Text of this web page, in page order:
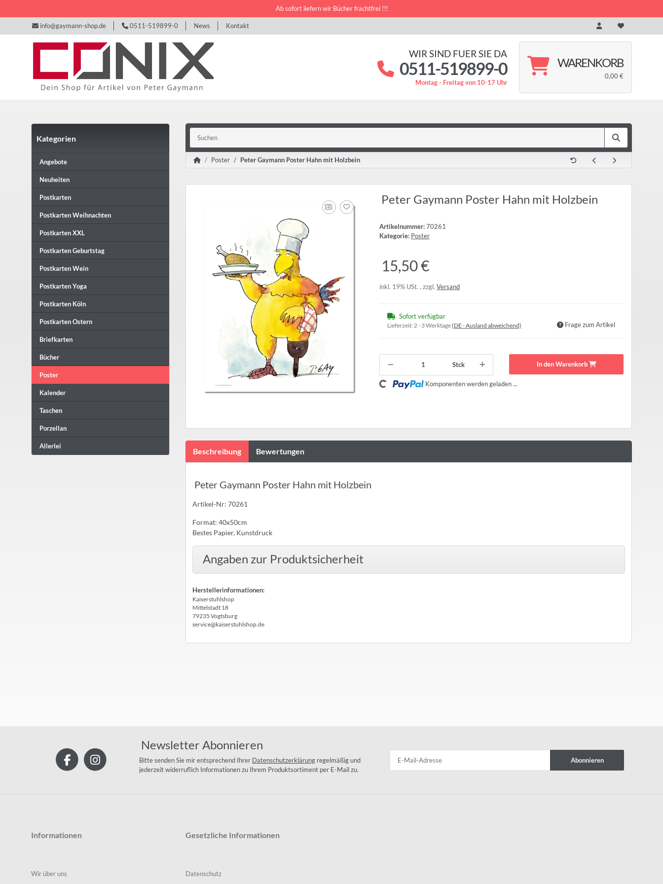
Ab sofort liefern wir Bücher frachtfrei !!!
info@gaymann-shop.de 0511-519899-0 News Kontakt
WIR SIND FUER SIE DA
0511-519899-0
Montag - Freitag von 10-17 Uhr
WARENKORB
0,00 €
Poster Peter Gaymann Poster Hahn mit Holzbein
Peter Gaymann Poster Hahn mit Holzbein
Artikelnummer:70261
Kategorie: Poster
15,50 €
inkl. 19% USt. , zzgl. Versand
Sofort verfügbar
Lieferzeit: 2 - 3 Werktage(DE - Ausland abweichend) Frage zum Artikel
Stck In den Warenkorb
Loading... Komponenten werden geladen ...
Beschreibung Bewertungen
Peter Gaymann Poster Hahn mit Holzbein
Artikel-Nr: 70261
Format: 40x50cm
Bestes Papier, Kunstdruck
Angaben zur Produktsicherheit
Herstellerinformationen:
Kaiserstuhlshop
Mittelstadt 18
79235 Vogtsburg
service@kaiserstuhlshop.de
Kategorien
Angebote
Neuheiten
Postkarten
Postkarten Weihnachten
Postkarten XXL
Postkarten Geburtstag
Postkarten Wein
Postkarten Yoga
Postkarten Köln
Postkarten Ostern
Briefkarten
Bücher
Poster
Kalender
Taschen
Porzellan
Allerlei
Newsletter Abonnieren
Bitte senden Sie mir entsprechend Ihrer Datenschutzerklärung regelmäßig und
jederzeit widerruflich Informationen zu Ihrem Produktsortiment per E-Mail zu.
Abonnieren
Informationen
Wir über uns
Gesetzliche Informationen
Datenschutz